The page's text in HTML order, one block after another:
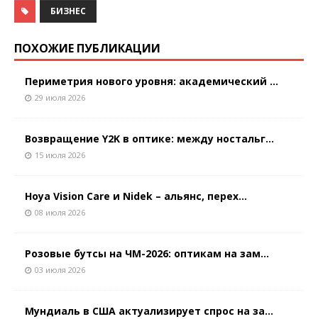
БИЗНЕС
ПОХОЖИЕ ПУБЛИКАЦИИ
Периметрия нового уровня: академический ...
29 июля 2026
Возвращение Y2K в оптике: между ностальг...
15 июля 2026
Hoya Vision Care и Nidek – альянс, перех...
08 июля 2026
Розовые бутсы на ЧМ-2026: оптикам на зам...
03 июля 2026
Мундиаль в США актуализирует спрос на за...